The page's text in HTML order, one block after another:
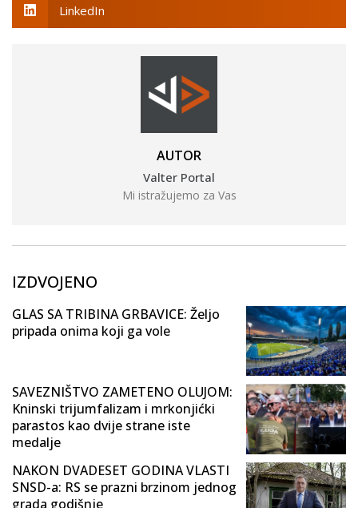
LinkedIn
AUTOR
Valter Portal
Mi istražujemo za Vas
IZDVOJENO
GLAS SA TRIBINA GRBAVICE: Željo
pripada onima koji ga vole
SAVEZNIŠTVO ZAMETENO OLUJOM:
Kninski trijumfalizam i mrkonjićki
parastos kao dvije strane iste
medalje
NAKON DVADESET GODINA VLASTI
SNSD-a: RS se prazni brzinom jednog
grada godišnje